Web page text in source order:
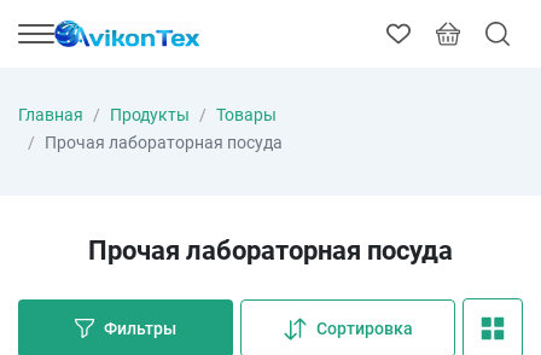
Главная Продукты
Товары
Прочая лабораторная посуда
Прочая лабораторная посуда
Фильтры Сортировка